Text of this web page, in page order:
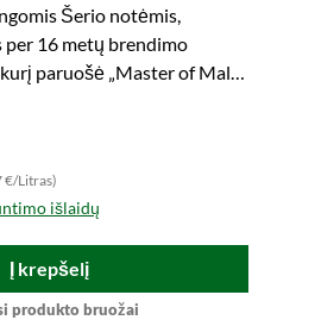
Šerio notėmis,
16 metų brendimo
paruošė „Master of Malt“.
€/Litras)
išlaidų
Į krepšelį
produkto bruožai